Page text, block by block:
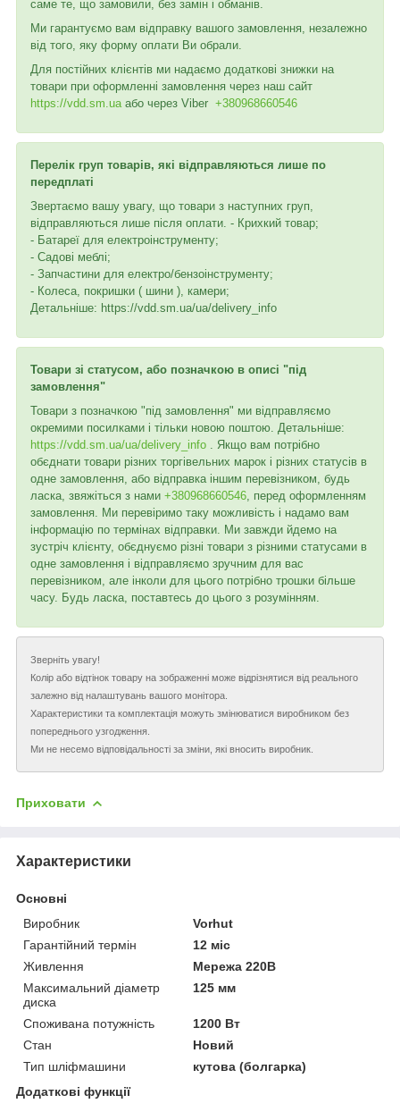
саме те, що замовили, без замін і обманів.
Ми гарантуємо вам відправку вашого замовлення, незалежно
від того, яку форму оплати Ви обрали.
Для постійних клієнтів ми надаємо додаткові знижки на
товари при оформленні замовлення через наш сайт
https://vdd.sm.ua або через Viber +380968660546
Перелік груп товарів, які відправляються лише по
передплаті
Звертаємо вашу увагу, що товари з наступних груп,
відправляються лише після оплати. - Крихкий товар;
- Батареї для електроінструменту;
- Садові меблі;
- Запчастини для електро/бензоінструменту;
- Колеса, покришки ( шини ), камери;
Детальніше: https://vdd.sm.ua/ua/delivery_info
Товари зі статусом, або позначкою в описі "під
замовлення"
Товари з позначкою "під замовлення" ми відправляємо
окремими посилками і тільки новою поштою. Детальніше:
https://vdd.sm.ua/ua/delivery_info . Якщо вам потрібно
обєднати товари різних торгівельних марок і різних статусів в
одне замовлення, або відправка іншим перевізником, будь
ласка, звяжіться з нами +380968660546 , перед оформленням
замовлення. Ми перевіримо таку можливість і надамо вам
інформацію по термінах відправки. Ми завжди йдемо на
зустріч клієнту, обєднуємо різні товари з різними статусами в
одне замовлення і відправляємо зручним для вас
перевізником, але інколи для цього потрібно трошки більше
часу. Будь ласка, поставтесь до цього з розумінням.
Зверніть увагу!
Колір або відтінок товару на зображенні може відрізнятися від реального
залежно від налаштувань вашого монітора.
Характеристики та комплектація можуть змінюватися виробником без
попереднього узгодження.
Ми не несемо відповідальності за зміни, які вносить виробник.
Приховати
Характеристики
Основні
Виробник
Vorhut
Гарантійний термін
12 міс
Живлення
Мережа 220В
Максимальний діаметр
диска
125 мм
Споживана потужність
1200 Вт
Стан
Новий
Тип шліфмашини
кутова (болгарка)
Додаткові функції